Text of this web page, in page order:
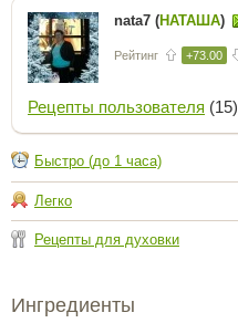
nata7 (НАТАША)
Рейтинг +73.00
Рецепты пользователя (15)
Быстро (до 1 часа)
Легко
Рецепты для духовки
Ингредиенты